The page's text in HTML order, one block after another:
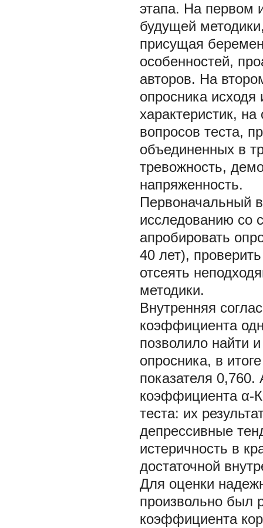
этапа. На первом
будущей
присущая
особенностей,
авторов. На
опросника исходя
характеристик,
вопросов теста,
объединенных в
тревожность,
напряженность.
Первоначальный
исследованию со
апробировать
40 лет),
отсеять
методики.
Внутренняя
коэффициента
позволило найти
опросника, в
показателя
коэффициента α-
теста: их
депрессивные
истеричность в
достаточной
Для оценки
произвольно был
коэффициента